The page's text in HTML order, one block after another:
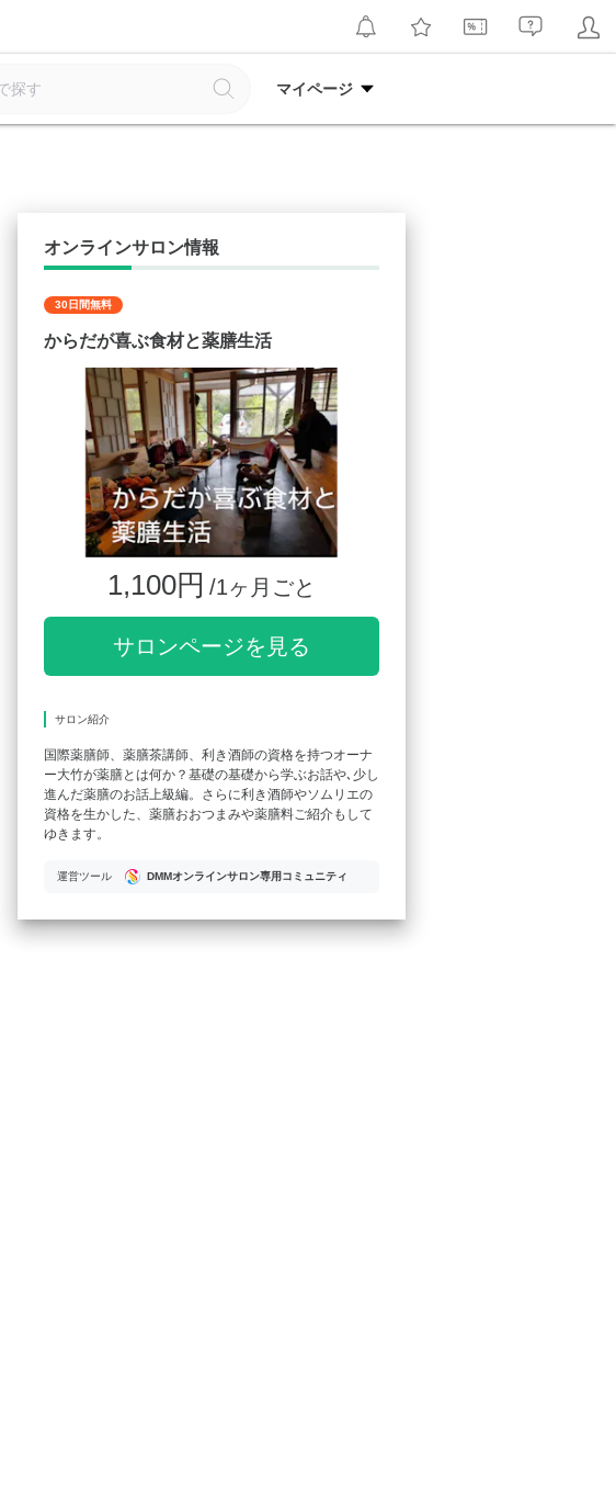
マイページ
オンラインサロン情報
30日間無料
からだが喜ぶ食材と薬膳生活
1,100円 /1ヶ月ごと
サロンページを見る
サロン紹介
国際薬膳師、薬膳茶講師、利き酒師の資格を持つオーナ
ー大竹が薬膳とは何か？基礎の基礎から学ぶお話や､少し
進んだ薬膳のお話上級編。さらに利き酒師やソムリエの
資格を生かした、薬膳おおつまみや薬膳料ご紹介もして
ゆきます。
運営ツール DMMオンラインサロン専用コミュニティ